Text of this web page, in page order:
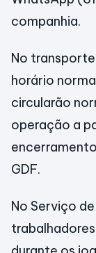
companhia.
No
horário
circularão
operação a
GDF.
No Serviço